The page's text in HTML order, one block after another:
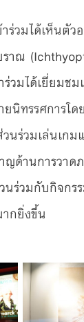
ร่วมได้เห็น
าณ
วมได้เยี่ยมช
ทรรศการโ
ร่วมเล่นเก
ด้านการวา
นร่วมกับกิจ
กยิ่งขึ้น